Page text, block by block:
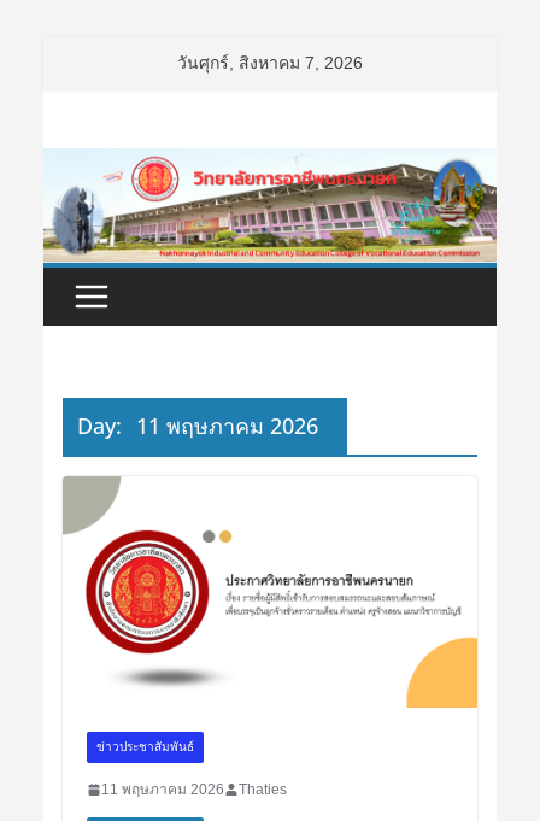
วันศุกร์, สิงหาคม 7, 2026
Day: 11 พฤษภาคม 2026
ข่าวประชาสัมพันธ์
11 พฤษภาคม 2026 Thaties